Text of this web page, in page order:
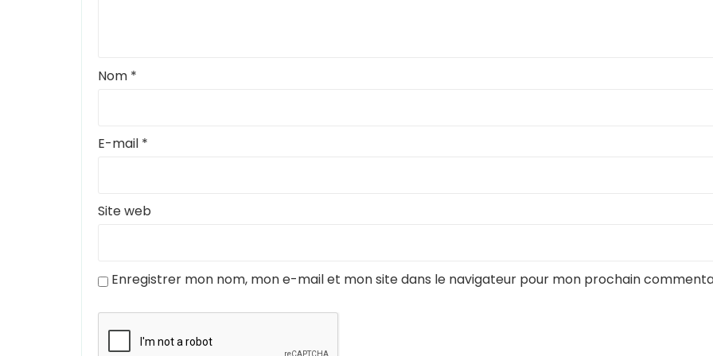
Nom *
E-mail *
Site web
Enregistrer mon nom, mon e-mail et mon site dans le navigateur pour mon prochain